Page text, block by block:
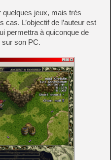
quelques jeux, mais très
L’objectif de l’auteur est
permettra à quiconque de
sur son PC.